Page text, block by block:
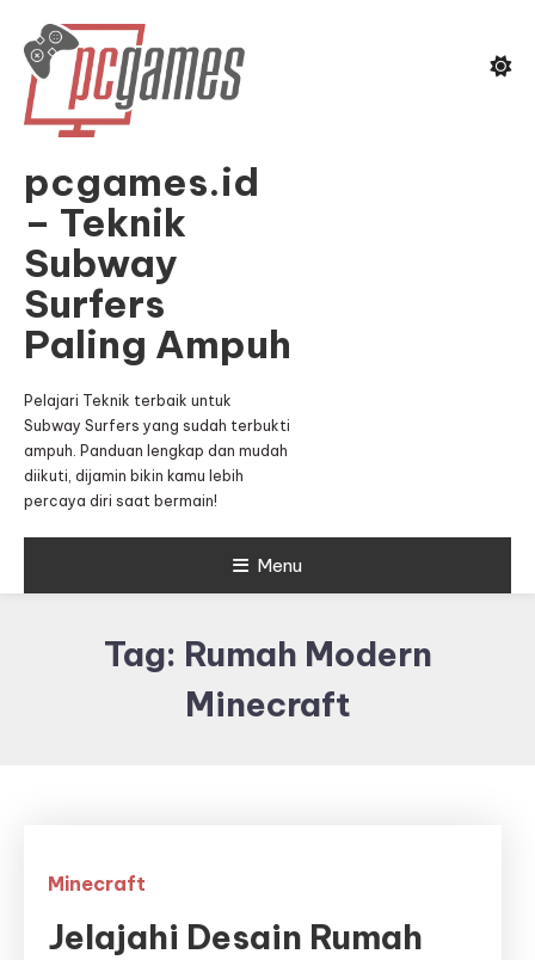
Content
pcgames.id
– Teknik
Subway
Surfers
Paling Ampuh
Pelajari Teknik terbaik untuk
Subway Surfers yang sudah terbukti
ampuh. Panduan lengkap dan mudah
diikuti, dijamin bikin kamu lebih
percaya diri saat bermain!
Menu
Tag: Rumah Modern
Minecraft
Minecraft
Jelajahi Desain Rumah